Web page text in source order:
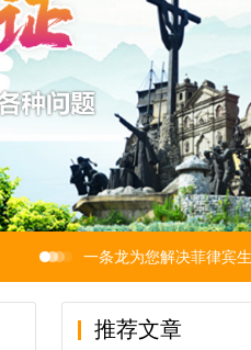
一条龙为您解决菲律宾
推荐文章